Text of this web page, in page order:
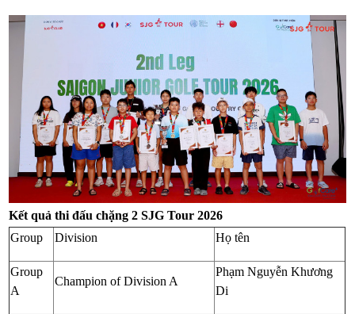
Kết quả thi đấu chặng 2 SJG Tour 2026
Group
Division Họ tên
Group
A
Champion of Division A
Phạm Nguyễn Khương
Di